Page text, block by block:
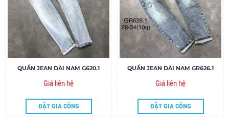
QUẦN JEAN DÀI NAM G620.1
Giá liên hệ
ĐẶT GIA CÔNG
QUẦN JEAN DÀI NAM GR626.1
Giá liên hệ
ĐẶT GIA CÔNG